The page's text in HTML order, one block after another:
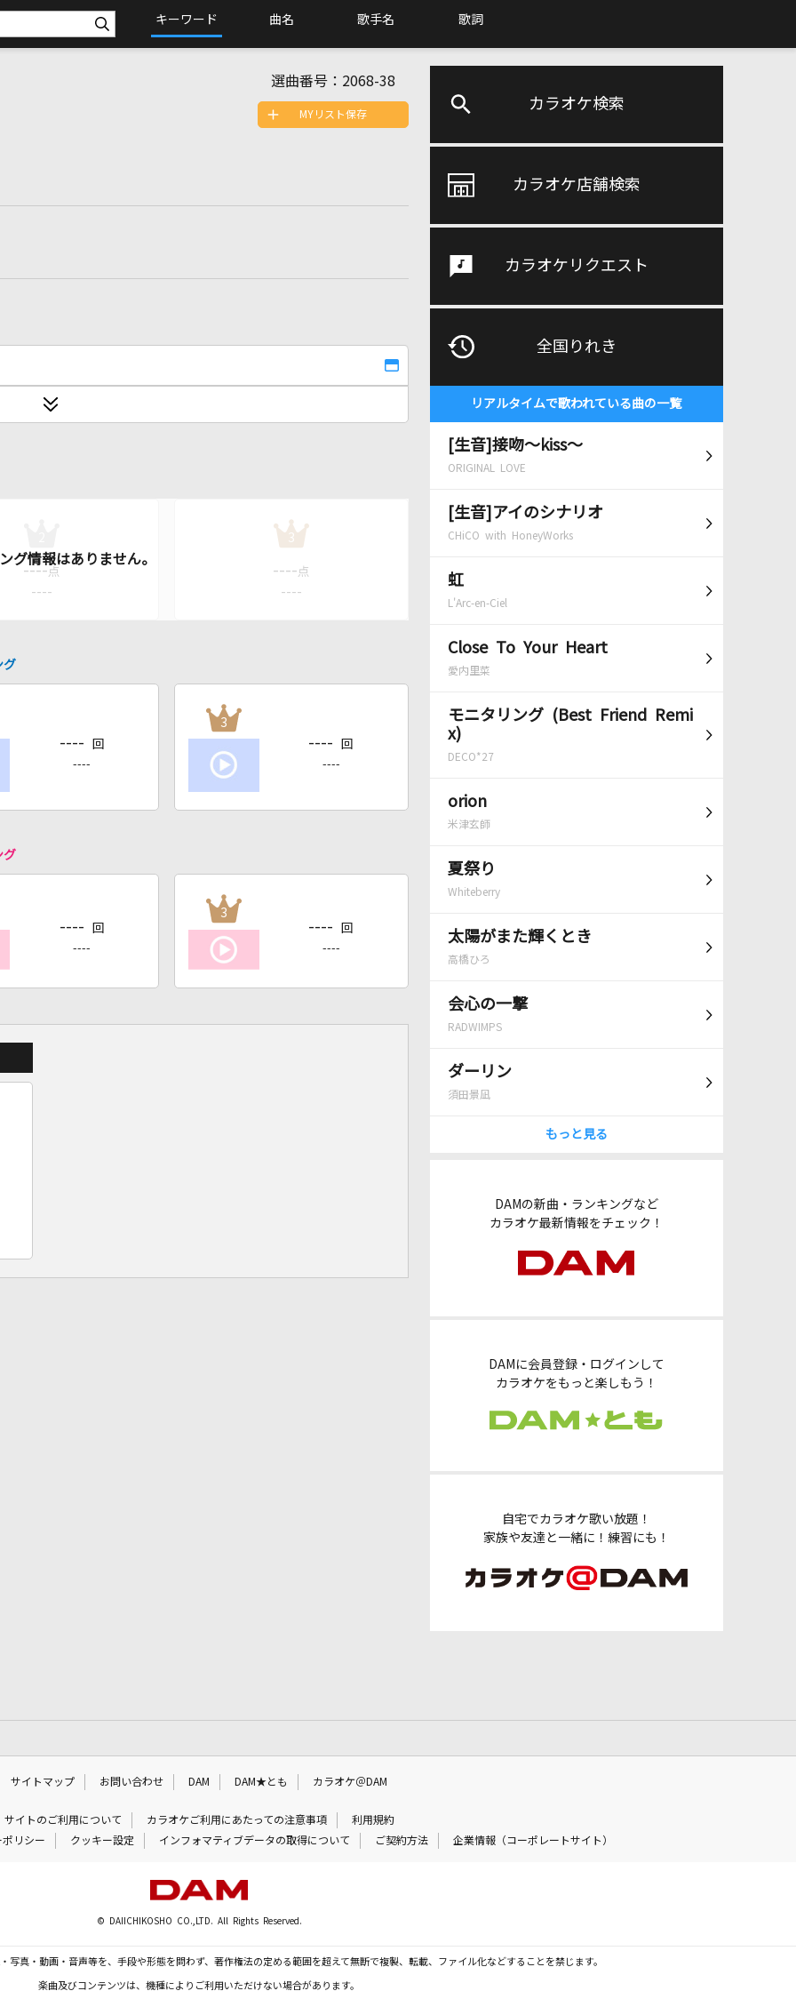
キーワード 曲名 歌手名 歌詞
カラオケ検索
カラオケ店舗検索
カラオケリクエスト
全国りれき
リアルタイムで歌われている曲の一覧
[生音]接吻～kiss～
ORIGINAL LOVE
[生音]アイのシナリオ
CHiCO with HoneyWorks
虹
L'Arc-en-Ciel
Close To Your Heart
愛内里菜
モニタリング (Best Friend Remi
x)
DECO*27
orion
米津玄師
夏祭り
Whiteberry
太陽がまた輝くとき
高橋ひろ
会心の一撃
RADWIMPS
ダーリン
須田景凪
もっと見る
DAMの新曲・ランキングなど
カラオケ最新情報をチェック！
DAMに会員登録・ログインして
カラオケをもっと楽しもう！
自宅でカラオケ歌い放題！
家族や友達と一緒に！練習にも！
選曲番号： 2068-38
MYリスト保存
---- 点
----
3
---- 点
----
グ
---- 回
----
3
---- 回
----
グ
---- 回
----
3
---- 回
----
サイトマップ お問い合わせ DAM DAM★とも カラオケ＠DAM
サイトのご利用について カラオケご利用にあたっての注意事項
利用規約
リシー
クッキー設定 インフォマティブデータの取得について ご契約方法 企業情報（コーポレートサイト）
© DAIICHIKOSHO CO.,LTD. All Rights Reserved.
写真・動画・音声等を、手段や形態を問わず、著作権法の定める範囲を超えて無断で複製、転載、ファイル化などすることを禁じます。
楽曲及びコンテンツは、機種によりご利用いただけない場合があります。